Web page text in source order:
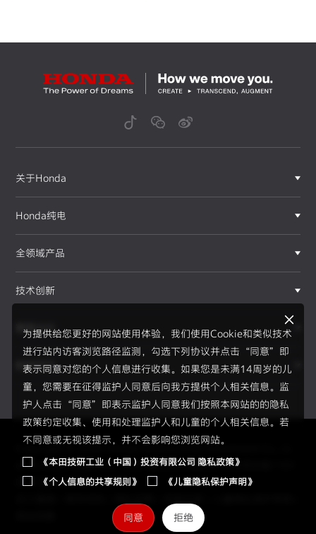
为提供给您更好的网站使用体验，我们使用Cookie和类似技术
进行站内访客浏览路径监测，勾选下列协议并点击“同意”即
表示同意对您的个人信息进行收集。如果您是未满14周岁的儿
童，您需要在征得监护人同意后向我方提供个人相关信息。监
护人点击“同意”即表示监护人同意我们按照本网站的的隐私
政策约定收集、使用和处理监护人和儿童的个人相关信息。若
不同意或无视该提示，并不会影响您浏览网站。
《本田技研工业（中国）投资有限公司 隐私政策》
《个人信息的共享规则》
《儿童隐私保护声明》
同意 拒绝
关于Honda
Honda纯电
全领域产品
技术创新
赛事运动
新闻资讯
Copyright © 2026 Honda Motor(China) Investment Co., Lt
d. All Right Reserved.京ICP备05023886号 京公网安备1101
0502034595号
F1®赛事
2026赛季、新规则、新伙伴、全新H标识